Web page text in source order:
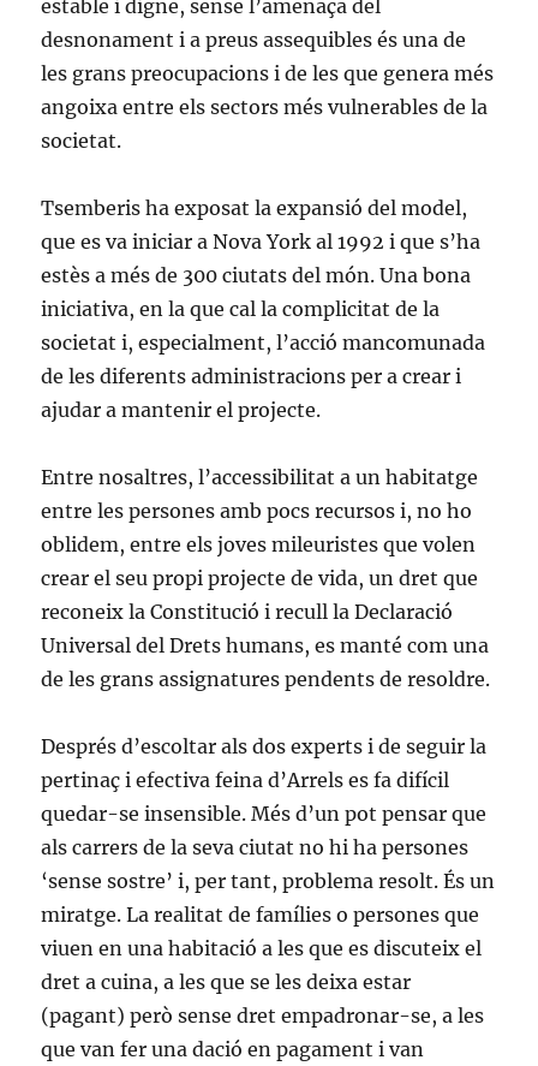
estable i digne, sense l’amenaça del
desnonament i a preus assequibles és una de
les grans preocupacions i de les que genera més
angoixa entre els sectors més vulnerables de la
societat.
Tsemberis ha exposat la expansió del model,
que es va iniciar a Nova York al 1992 i que s’ha
estès a més de 300 ciutats del món. Una bona
iniciativa, en la que cal la complicitat de la
societat i, especialment, l’acció mancomunada
de les diferents administracions per a crear i
ajudar a mantenir el projecte.
Entre nosaltres, l’accessibilitat a un habitatge
entre les persones amb pocs recursos i, no ho
oblidem, entre els joves mileuristes que volen
crear el seu propi projecte de vida, un dret que
reconeix la Constitució i recull la Declaració
Universal del Drets humans, es manté com una
de les grans assignatures pendents de resoldre.
Després d’escoltar als dos experts i de seguir la
pertinaç i efectiva feina d’Arrels es fa difícil
quedar-se insensible. Més d’un pot pensar que
als carrers de la seva ciutat no hi ha persones
‘sense sostre’ i, per tant, problema resolt. És un
miratge. La realitat de famílies o persones que
viuen en una habitació a les que es discuteix el
dret a cuina, a les que se les deixa estar
(pagant) però sense dret empadronar-se, a les
que van fer una dació en pagament i van